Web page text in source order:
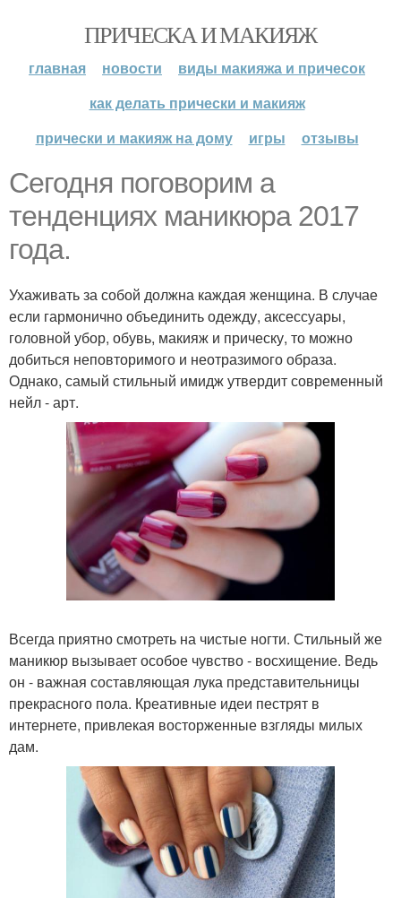
ПРИЧЕСКА И МАКИЯЖ
главная новости
виды макияжа и причесок
как делать прически и макияж
прически и макияж на дому
игры отзывы
Сегодня поговорим а
тенденциях маникюра 2017
года.
Ухаживать за собой должна каждая женщина. В случае
если гармонично объединить одежду, аксессуары,
головной убор, обувь, макияж и прическу, то можно
добиться неповторимого и неотразимого образа.
Однако, самый стильный имидж утвердит современный
нейл - арт.
Всегда приятно смотреть на чистые ногти. Стильный же
маникюр вызывает особое чувство - восхищение. Ведь
он - важная составляющая лука представительницы
прекрасного пола. Креативные идеи пестрят в
интернете, привлекая восторженные взгляды милых
дам.